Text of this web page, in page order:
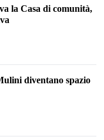
la Casa di comunità,
diventano spazio